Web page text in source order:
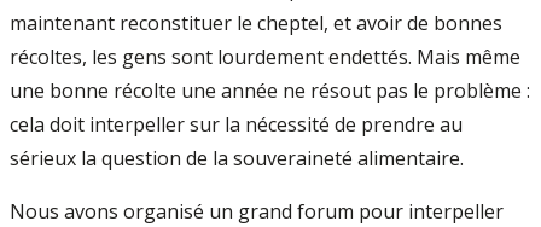
maintenant reconstituer le cheptel, et avoir de bonnes
récoltes, les gens sont lourdement endettés. Mais même
une bonne récolte une année ne résout pas le problème :
cela doit interpeller sur la nécessité de prendre au
sérieux la question de la souveraineté alimentaire.
Nous avons organisé un grand forum pour interpeller